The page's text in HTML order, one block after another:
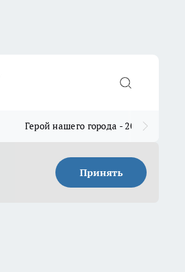
Герой нашего города - 2025
Принять